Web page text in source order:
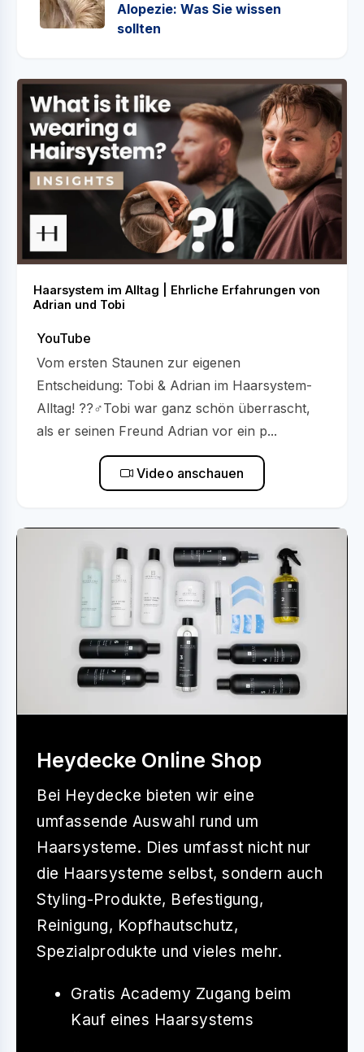
Alopezie: Was Sie wissen
sollten
Haarsystem im Alltag | Ehrliche Erfahrungen von
Adrian und Tobi
YouTube
Vom ersten Staunen zur eigenen
Entscheidung: Tobi & Adrian im Haarsystem-
Alltag! ??‍♂️Tobi war ganz schön überrascht,
als er seinen Freund Adrian vor ein p...
Video anschauen
Heydecke Online Shop
Bei Heydecke bieten wir eine
umfassende Auswahl rund um
Haarsysteme. Dies umfasst nicht nur
die Haarsysteme selbst, sondern auch
Styling-Produkte, Befestigung,
Reinigung, Kopfhautschutz,
Spezialprodukte und vieles mehr.
Gratis Academy Zugang beim
Kauf eines Haarsystems